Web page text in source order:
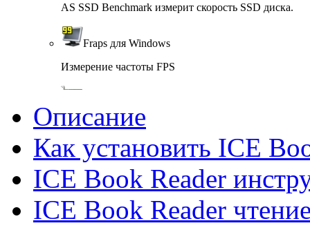
AS SSD Benchmark измерит скорость SSD диска.
Fraps для Windows
Измерение частоты FPS
Предоставляет информацию о видеосистеме.
Speccy для Windows
Определения информации о системе и компьютере
System Monitor II для Windows
Описание
Как установить ICE
ICE Book Reader
ICE Book Reader